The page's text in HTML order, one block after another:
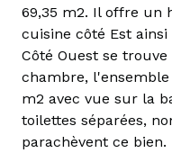
69,35 m2. Il offre un
cuisine côté Est
Côté Ouest se
chambre,
m2 avec vue sur la
toilettes séparées,
parachèvent ce